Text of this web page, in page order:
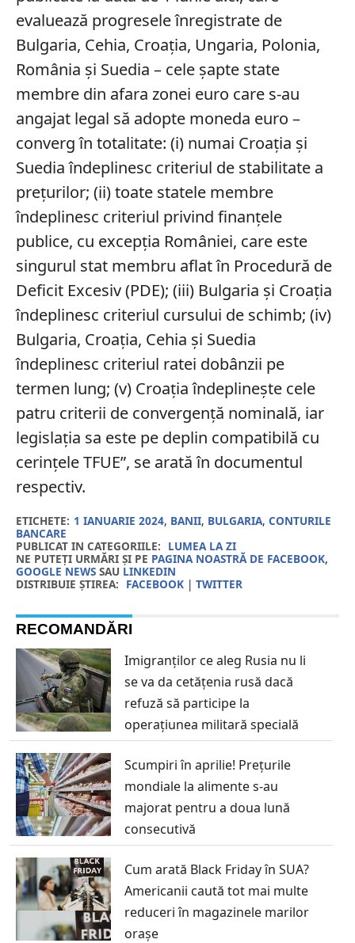
evaluează progresele înregistrate de
Bulgaria, Cehia, Croaţia, Ungaria, Polonia,
România şi Suedia – cele şapte state
membre din afara zonei euro care s-au
angajat legal să adopte moneda euro –
converg în totalitate: (i) numai Croaţia şi
Suedia îndeplinesc criteriul de stabilitate a
preţurilor; (ii) toate statele membre
îndeplinesc criteriul privind finanţele
publice, cu excepţia României, care este
singurul stat membru aflat în Procedură de
Deficit Excesiv (PDE); (iii) Bulgaria şi Croaţia
îndeplinesc criteriul cursului de schimb; (iv)
Bulgaria, Croaţia, Cehia şi Suedia
îndeplinesc criteriul ratei dobânzii pe
termen lung; (v) Croaţia îndeplineşte cele
patru criterii de convergenţă nominală, iar
legislaţia sa este pe deplin compatibilă cu
cerinţele TFUE”, se arată în documentul
respectiv.
ETICHETE: 1 IANUARIE 2024, BANII, BULGARIA, CONTURILE
BANCARE
PUBLICAT IN CATEGORIILE: LUMEA LA ZI
NE PUTEȚI URMĂRI ȘI PE PAGINA NOASTRĂ DE FACEBOOK,
GOOGLE NEWSSAU LINKEDIN
DISTRIBUIE ȘTIREA: FACEBOOK| TWITTER
RECOMANDĂRI
Imigranților ce aleg Rusia nu li
se va da cetățenia rusă dacă
refuză să participe la
operațiunea militară specială
Scumpiri în aprilie! Prețurile
mondiale la alimente s-au
majorat pentru a doua lună
consecutivă
Cum arată Black Friday în SUA?
Americanii caută tot mai multe
reduceri în magazinele marilor
orașe